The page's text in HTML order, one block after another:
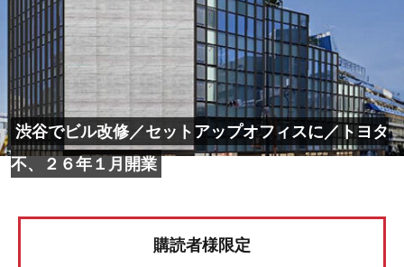
渋谷でビル改修／セットアップオフィスに／トヨタ
不、２６年１月開業
購読者様限定